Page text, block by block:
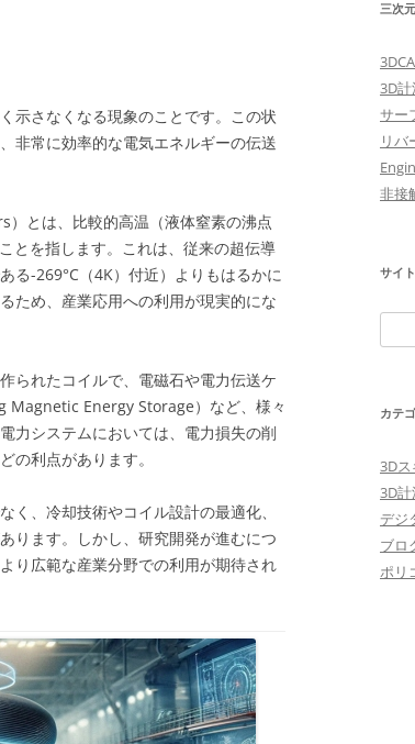
示さなくなる現象のことです。この状
非常に効率的な電気エネルギーの伝送
とは、比較的高温（液体窒素の沸点
とを指します。これは、従来の超伝導
る-269°C（4K）付近）よりもはるかに
ため、産業応用への利用が現実的にな
られたコイルで、電磁石や電力伝送ケ
Magnetic Energy Storage）など、様々
力システムにおいては、電力損失の削
の利点があります。
、冷却技術やコイル設計の最適化、
ります。しかし、研究開発が進むにつ
り広範な産業分野での利用が期待され
三次
3D
サー
リバ
非接
サイ
索:
カテ
3D
3D
デジ
ブロ
ポリ